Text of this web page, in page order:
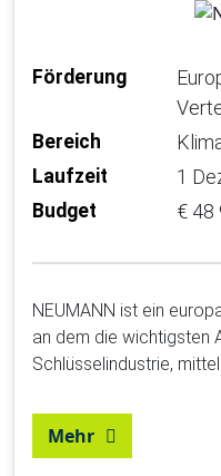
Förderung
Bereich
Laufzeit 1
Budget € 48
NEUMANN ist ein
an dem die wichtigsten
Schlüsselindustrie,
Mehr